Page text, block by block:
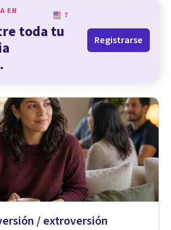
EN
?
toda tu
Registrarse
/ extroversión